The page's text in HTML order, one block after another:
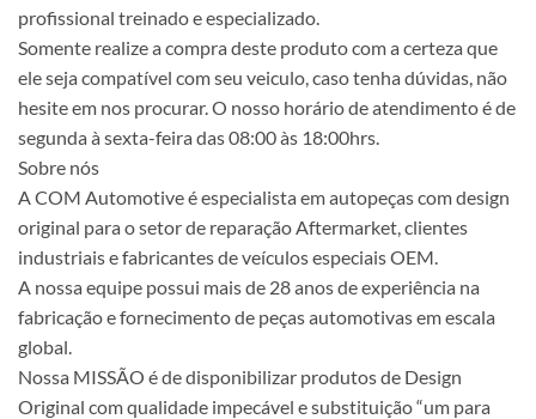
profissional treinado e especializado.
Somente realize a compra deste produto com a certeza que
ele seja compatível com seu veiculo, caso tenha dúvidas, não
hesite em nos procurar. O nosso horário de atendimento é de
segunda à sexta-feira das 08:00 às 18:00hrs.
Sobre nós
A COM Automotive é especialista em autopeças com design
original para o setor de reparação Aftermarket, clientes
industriais e fabricantes de veículos especiais OEM.
A nossa equipe possui mais de 28 anos de experiência na
fabricação e fornecimento de peças automotivas em escala
global.
Nossa MISSÃO é de disponibilizar produtos de Design
Original com qualidade impecável e substituição “um para